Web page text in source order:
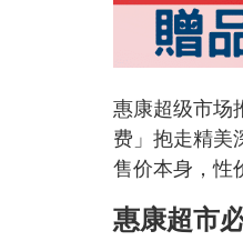
惠康超级市场
费」抱走精美
售价本身，性
惠康超市